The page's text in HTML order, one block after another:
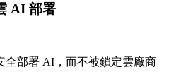
AI 部署
全部署 AI，而不被鎖定雲廠商